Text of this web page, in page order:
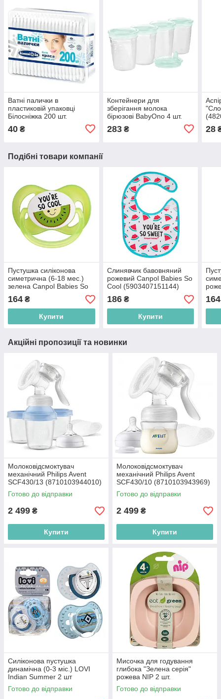
Ватні палички в
пластиковій упаковці
Білосніжка 200 шт.
40 ₴
Контейнери для
зберігання молока
бірюзові BabyOno 4 шт.
283₴ 28
Подібні товари компанії
Пустушка силіконова
симетрична (6-18 мес.)
зелена Canpol Babies So
Cool (5903407225227)
164 ₴
Купити
Слинявчик бавовняний
рожевий Canpol Babies So
Cool (5903407151144)
186₴
Купити
164
Акційні пропозиції та новинки
Молоковідсмоктувач
механічний Philips Avent
SCF430/13 (8710103944010)
Готово до відправки
2 499 ₴
Купити
Молоковідсмоктувач
механічний Philips Avent
SCF430/10 (8710103943969)
Готово до відправки
2 499 ₴
Купити
Силіконова пустушка
динамічна (0-3 міс.) LOVI
Indian Summer 2 шт
(5903407228556)
Готово до відправки
Мисочка для годування
глибока "Зелена серія"
рожева NIP 2 шт.
(4000821370654)
Готово до відправки